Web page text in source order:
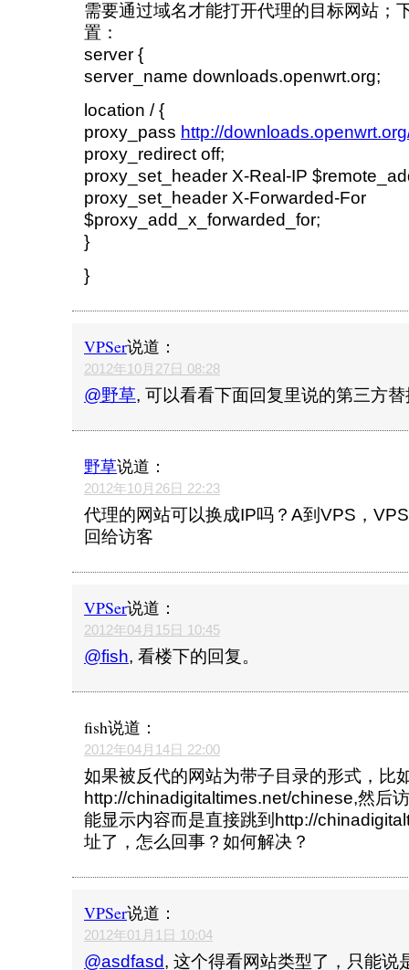
需要通过域名才能打开代理的目标网站；
置：
server {
server_name downloads.openwrt.org;
location / {
proxy_pass http://
proxy_redirect off;
proxy_set_header X-Real-IP
proxy_set_header X-Forwarded-For
$proxy_add_x_forwarded_for;
}
}
VPSer说道：
2012年10月27日 08:28
@野草, 可以看看下面回复里说的第三方
野草说道：
2012年10月26日 22:23
代理的网站可以换成IP吗？A到VPS，
回给访客
VPSer说道：
2012年04月15日 10:45
@fish, 看楼下的回复。
fish说道：
2012年04月14日 22:00
如果被反代的网站为带子目录的形式，比
http://chinadigitaltimes.net/chinese,然后
能显示内容而是直接跳到http://
址了，怎么回事？如何解决？
VPSer说道：
2012年01月1日 10:04
@asdfasd, 这个得看网站类型了，只能说